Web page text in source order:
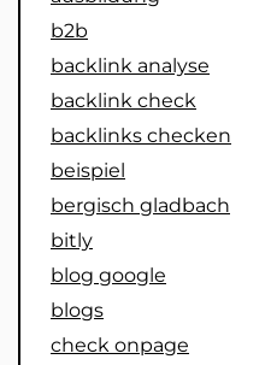
b2b
backlink analyse
backlink check
backlinks checken
beispiel
bergisch gladbach
bitly
blog google
blogs
check onpage